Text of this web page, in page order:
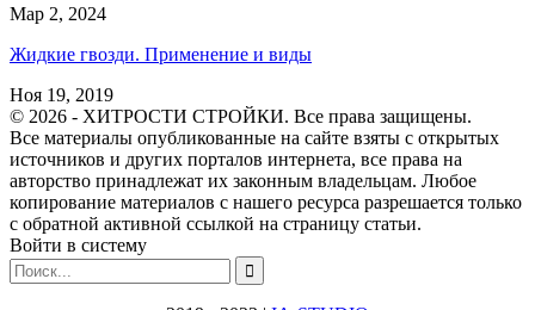
Мар 2, 2024
Жидкие гвозди. Применение и виды
Ноя 19, 2019
© 2026 - ХИТРОСТИ СТРОЙКИ. Все права защищены.
Все материалы опубликованные на сайте взяты с открытых
источников и других порталов интернета, все права на
авторство принадлежат их законным владельцам. Любое
копирование материалов с нашего ресурса разрешается только
с обратной активной ссылкой на страницу статьи.
Войти в систему